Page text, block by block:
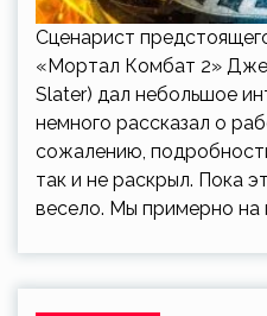
Сценарист
«Мортал Комбат 2»
Slater) дал небольшое
немного рассказал о
сожалению,
так и не раскрыл. Пока
весело. Мы примерно на